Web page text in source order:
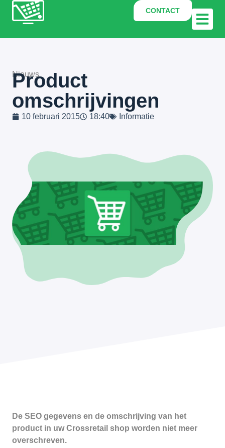
CONTACT
Nieuws
Product
omschrijvingen
10 februari 2015 18:40 Informatie
De SEO gegevens en de omschrijving van het
product in uw Crossretail shop worden niet meer
overschreven.